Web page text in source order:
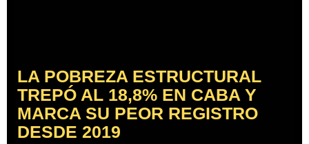
LA POBREZA ESTRUCTURAL
TREPÓ AL 18,8% EN CABA Y
MARCA SU PEOR REGISTRO
DESDE 2019